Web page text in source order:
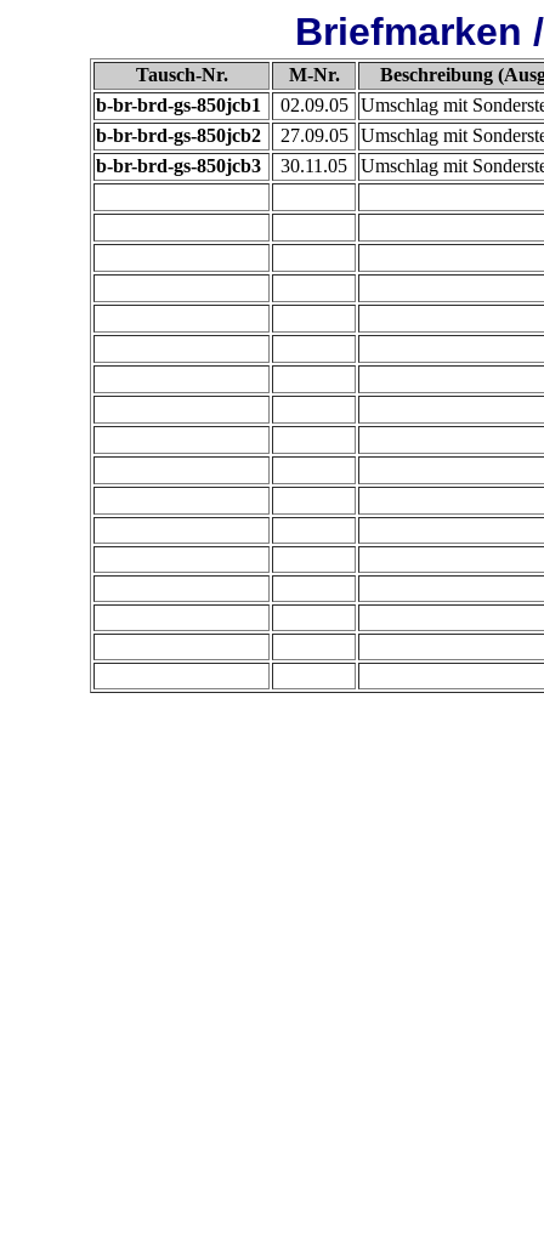
Briefmarken
Tausch-Nr. M-Nr.
Beschreibung
b-br-brd-gs-850jcb1
02.09.05
Umschlag mit
b-br-brd-gs-850jcb2
27.09.05
Umschlag mit
b-br-brd-gs-850jcb3
30.11.05 Umschlag mit